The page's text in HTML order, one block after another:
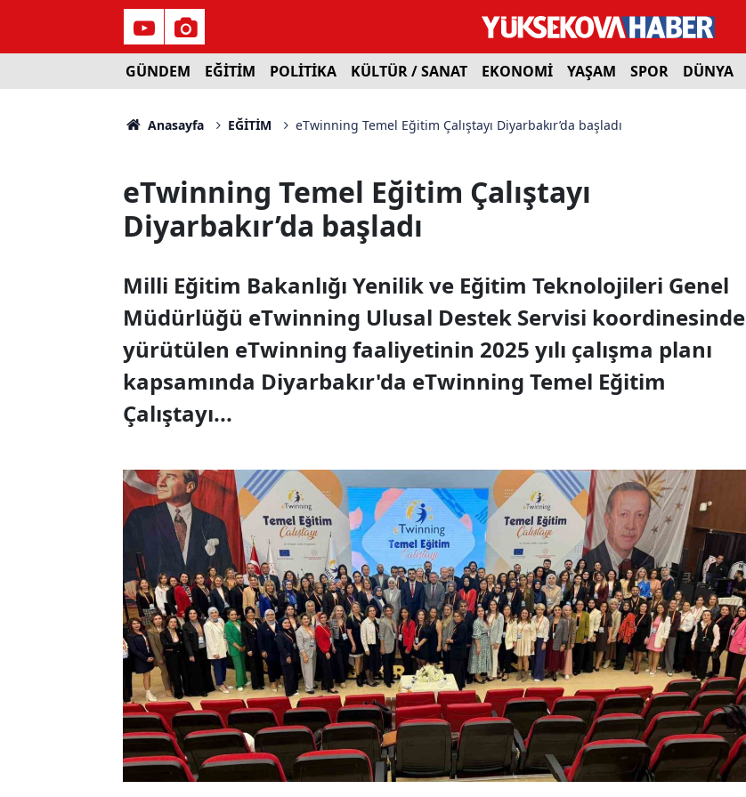
GÜNDEM EĞİTİM POLİTİKA KÜLTÜR / SANAT EKONOMİ YAŞAM SPOR DÜNYA
Anasayfa EĞİTİM eTwinning Temel Eğitim Çalıştayı Diyarbakır’da başladı
eTwinning Temel Eğitim Çalıştayı
Diyarbakır’da başladı
Milli Eğitim Bakanlığı Yenilik ve Eğitim Teknolojileri Genel
Müdürlüğü eTwinning Ulusal Destek Servisi koordinesinde
yürütülen eTwinning faaliyetinin 2025 yılı çalışma planı
kapsamında Diyarbakır'da eTwinning Temel Eğitim
Çalıştayı...